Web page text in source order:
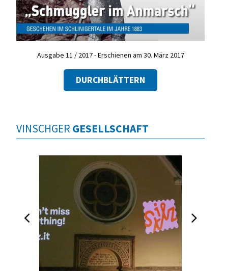
Ausgabe 11 / 2017 - Erschienen am 30. März 2017
DURCHBLÄTTERN
VINSCHGER GESELLSCHAFT